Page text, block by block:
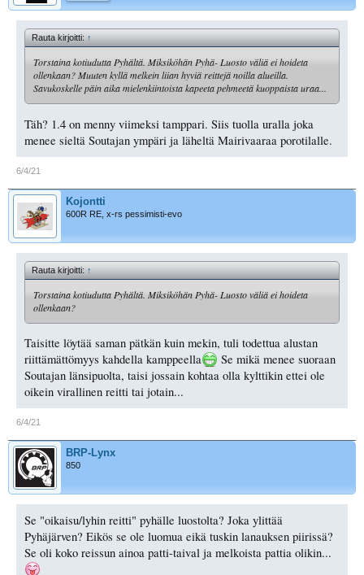
Rauta kirjoitti:↑
Torstaina kotiudutta Pyhältä. Miksiköhän Pyhä- Luosto väliä ei hoideta
ollenkaan? Muuten kyllä melkein liian hyviä reittejä noilla alueilla.
Savukoskelle päin aika mielenkiintoista kapeeta pehmeetä kuoppaista uraa...
Täh? 1.4 on menny viimeksi tamppari. Siis tuolla uralla joka
menee sieltä Soutajan ympäri ja läheltä Mairivaaraa porotilalle.
6/4/21
Kojontti
600R RE, x-rs pessimisti-evo
Rauta kirjoitti:↑
Torstaina kotiudutta Pyhältä. Miksiköhän Pyhä- Luosto väliä ei hoideta
ollenkaan?
Taisitte löytää saman pätkän kuin mekin, tuli todettua alustan
riittämättömyys kahdella kamppeella
Se mikä menee suoraan
Soutajan länsipuolta, taisi jossain kohtaa olla kylttikin ettei ole
oikein virallinen reitti tai jotain...
6/4/21
BRP-Lynx
850
Se "oikaisu/lyhin reitti" pyhälle luostolta? Joka ylittää
Pyhäjärven? Eikös se ole luomua eikä tuskin lanauksen piirissä?
Se oli koko reissun ainoa patti-taival ja melkoista pattia olikin...